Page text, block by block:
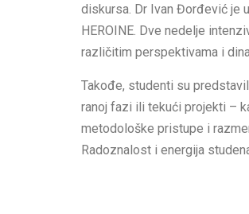
diskursa. Dr Ivan Đorđević je
HEROINE. Dve nedelje
različitim perspektivama i
Takođe, studenti su
ranoj fazi ili tekući projekti –
metodološke pristupe i
Radoznalost i energija